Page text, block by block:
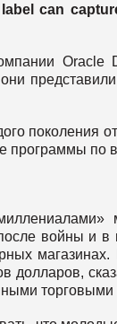
can
поколения
программы по
войны и в
магазинах.
долларов,